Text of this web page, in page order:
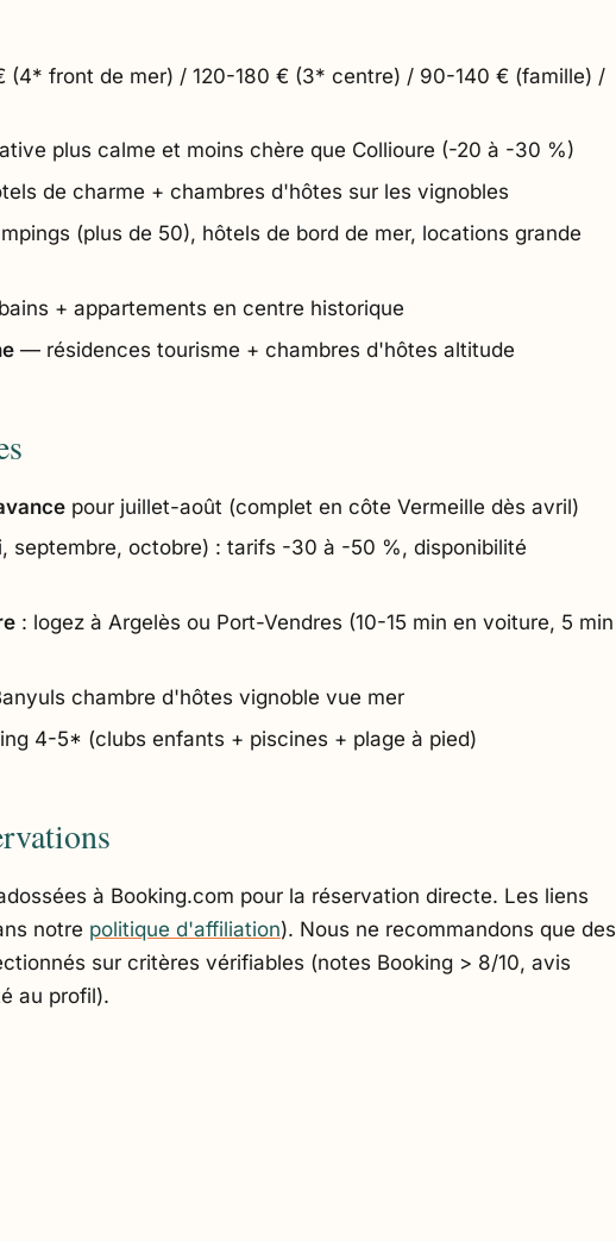
front de mer) / 120-180 € (3* centre) / 90-140 € (famille) /
plus calme et moins chère que Collioure (-20 à -30 %)
de charme + chambres d'hôtes sur les vignobles
(plus de 50), hôtels de bord de mer, locations grande
+ appartements en centre historique
— résidences tourisme + chambres d'hôtes altitude
pour juillet-août (complet en côte Vermeille dès avril)
septembre, octobre) : tarifs -30 à -50 %, disponibilité
: logez à Argelès ou Port-Vendres (10-15 min en voiture, 5 min
chambre d'hôtes vignoble vue mer
4-5* (clubs enfants + piscines + plage à pied)
à Booking.com pour la réservation directe. Les liens
notre politique d'affiliation). Nous ne recommandons que des
sur critères vérifiables (notes Booking > 8/10, avis
au profil).